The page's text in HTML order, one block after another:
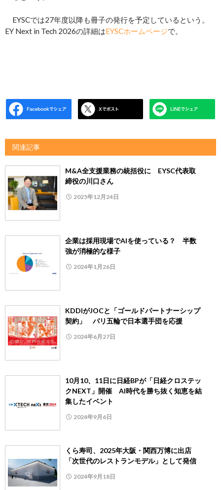
EYSCでは27年度以降も冊子の発行を予定しているという。
EY Next in Tech 2026の詳細はEYSCホームページで。
関連記事
M&A全支援業務の統括役に EYSC代表取
締役の川口さん
2025年12月24日
企業は採用現場でAIを使っている？ 半数
強が消極的な様子
2024年1月26日
KDDIがJOCと「ゴールドパートナーシップ
契約」 パリ五輪で日本選手団を応援
2024年6月27日
10月10、11日に日経BPが「日経クロステッ
クNEXT」開催 AI時代を勝ち抜く知恵を結
集したイベント
2024年9月6日
くら寿司、2025年大阪・関西万博に出店
「次世代のレストランモデル」として発信
2024年9月18日